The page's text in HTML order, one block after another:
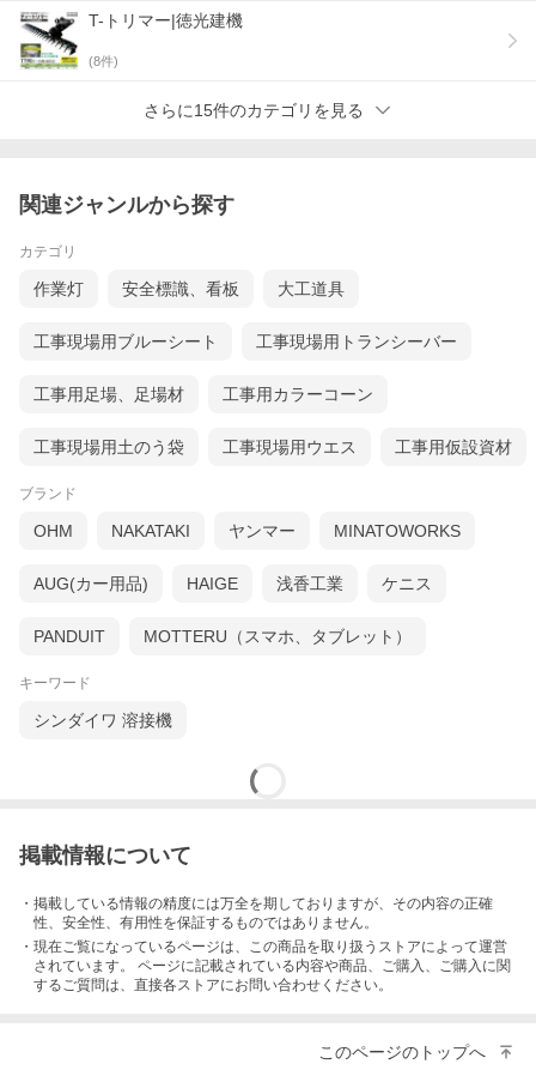
注意事項
■ 沖縄、離島、北海道ほか一部地域のお客様は別途送料を見積も
■ ご注文確認後、発送や納期に関してご連絡する場合がございま
■ お客様都合による返品・交換はお受けできません。
ユタニ工業
ッチメントの開発や、建設機械用部
品の製造・修理・改良・販売などを
術と豊富な経験を活かし、日本人と
して誇れるモノづくりを目指す企業
高い品質を誇るユタニ工業の法面バケット
寧な溶接面、スパッタの残しがなく仕上がりの美しい法面バケッ
お客様がお使いのメーカー機械色に無料で塗装して出荷させてい
ただきます。
ショナルが安心、確実に対応いたします！
T-トリマー|徳光建機
(8件)
さらに15件のカテゴリを見る
関連ジャンルから探す
カテゴリ
作業灯 安全標識、看板 大工道具
工事現場用ブルーシート 工事現場用トランシーバー
工事用足場、足場材 工事用カラーコーン
工事現場用土のう袋 工事現場用ウエス 工事用仮設資材
ブランド
OHM NAKATAKI ヤンマー MINATOWORKS
AUG(カー用品) HAIGE 浅香工業 ケニス
PANDUIT MOTTERU（スマホ、タブレット）
キーワード
シンダイワ 溶接機
掲載情報について
・掲載している情報の精度には万全を期しておりますが、その内容の正確
性、安全性、有用性を保証するものではありません。
・現在ご覧になっているページは、この商品を取り扱うストアによって運営
されています。 ページに記載されている内容や商品、ご購入 、ご購入に関
するご質問は、直接各ストアにお問い合わせください。
このページのトップへ